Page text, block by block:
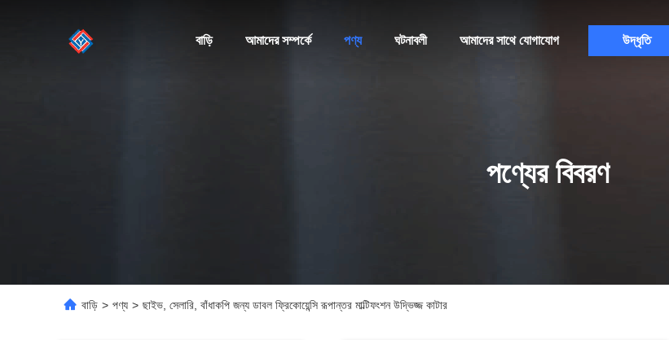
বাড়ি আমাদের সম্পর্কে পণ্য ঘটনাবলী আমাদের সাথে যোগাযোগ উদ্ধৃতি
পণ্যের বিবরণ
বাড়ি > পণ্য > ছাইভ, সেলারি, বাঁধাকপি জন্য ডাবল ফ্রিকোয়েন্সি রূপান্তর মাল্টিফংশন উদ্ভিজ্জ কাটার